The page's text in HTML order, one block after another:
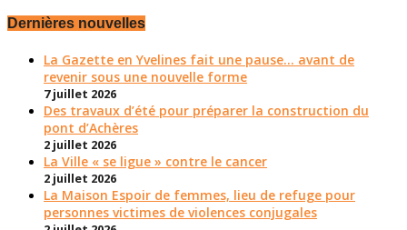
Dernières nouvelles
La Gazette en Yvelines fait une pause... avant de
revenir sous une nouvelle forme
7 juillet 2026
Des travaux d’été pour préparer la construction du
pont d’Achères
2 juillet 2026
La Ville « se ligue » contre le cancer
2 juillet 2026
La Maison Espoir de femmes, lieu de refuge pour
personnes victimes de violences conjugales